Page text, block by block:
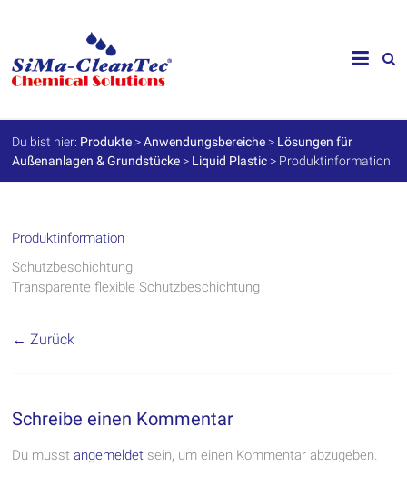
SiMa-
Cleantec
GmbH
Spezialprodukte
für
Werterhalt
Du bist hier: Produkte >Anwendungsbereiche > Lösungen für
Außenanlagen & Grundstücke > Liquid Plastic > Produktinformation
Produktinformation
Schutzbeschichtung
Transparente flexible Schutzbeschichtung
← Zurück
Schreibe einen Kommentar
Du musstangemeldet sein, um einen Kommentar abzugeben.